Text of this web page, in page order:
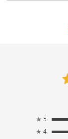
★ 5
★ 4